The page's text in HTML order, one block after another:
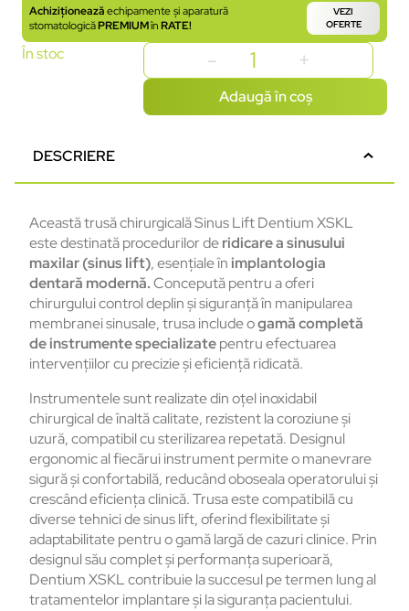
Achiziționeazăechipamente și aparatură
stomatologicăPREMIUMînRATE!
VEZI
OFERTE
În stoc
Adaugă în coș
DESCRIERE
Această trusă chirurgicală Sinus Lift Dentium XSKL
este destinată procedurilor deridicare a sinusului
maxilar (sinus lift), esențiale înimplantologia
dentară modernă.Concepută pentru a oferi
chirurgului control deplin și siguranță în manipularea
membranei sinusale, trusa include ogamă completă
de instrumente specializatepentru efectuarea
intervențiilor cu precizie și eficiență ridicată.
Instrumentele sunt realizate din oțel inoxidabil
chirurgical de înaltă calitate, rezistent la coroziune și
uzură, compatibil cu sterilizarea repetată. Designul
ergonomic al fiecărui instrument permite o manevrare
sigură și confortabilă, reducând oboseala operatorului și
crescând eficiența clinică. Trusa este compatibilă cu
diverse tehnici de sinus lift, oferind flexibilitate și
adaptabilitate pentru o gamă largă de cazuri clinice. Prin
designul său complet și performanța superioară,
Dentium XSKL contribuie la succesul pe termen lung al
tratamentelor implantare și la siguranța pacientului.